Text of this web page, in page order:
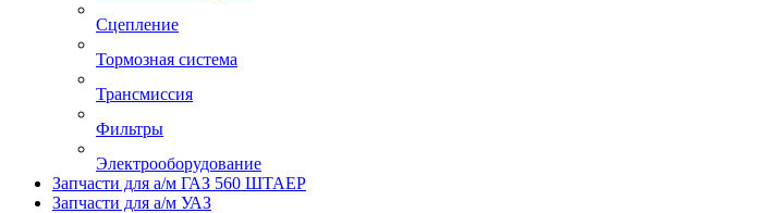
Сцепление
Тормозная система
Трансмиссия
Фильтры
Электрооборудование
Запчасти для а/м ГАЗ 560 ШТАЕР
Запчасти для а/м УАЗ